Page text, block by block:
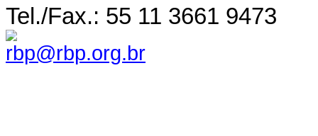
Tel./Fax.: 55 11 3661 9473
rbp@rbp.org.br